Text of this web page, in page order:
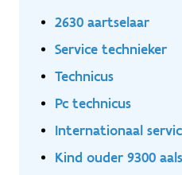
2630 aartselaar
Service technieker
Technicus
Pc technicus
Internationaal
Kind ouder 9300